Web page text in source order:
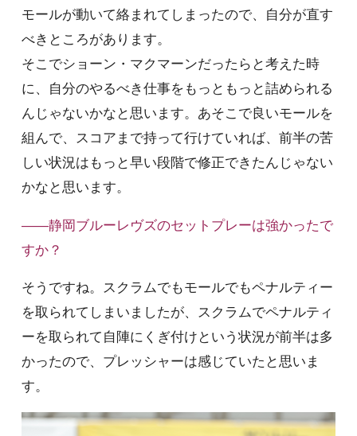
モールが動いて絡まれてしまったので、自分が直す
べきところがあります。
そこでショーン・マクマーンだったらと考えた時
に、自分のやるべき仕事をもっともっと詰められる
んじゃないかなと思います。あそこで良いモールを
組んで、スコアまで持って行けていれば、前半の苦
しい状況はもっと早い段階で修正できたんじゃない
かなと思います。
――静岡ブルーレヴズのセットプレーは強かったで
すか？
そうですね。スクラムでもモールでもペナルティー
を取られてしまいましたが、スクラムでペナルティ
ーを取られて自陣にくぎ付けという状況が前半は多
かったので、プレッシャーは感じていたと思いま
す。